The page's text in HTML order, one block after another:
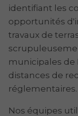
identifiant les
opportunités
travaux de
municipales de
distances de
réglementaires.
Nos équipes